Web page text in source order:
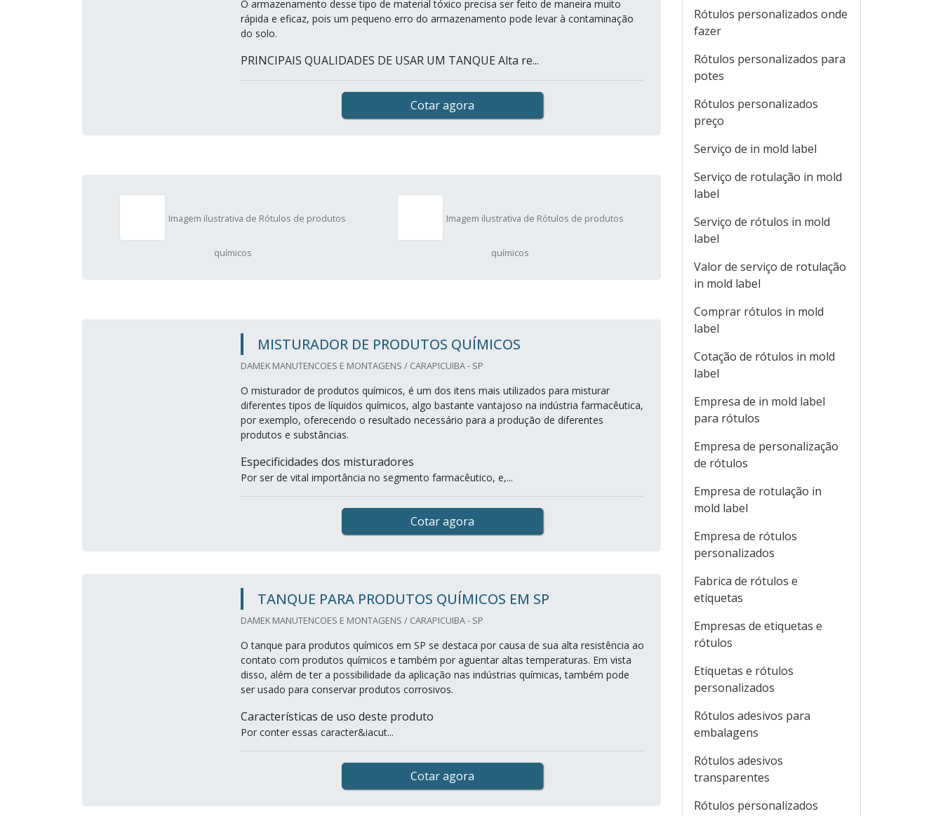
O armazenamento desse tipo de material tóxico precisa ser feito de maneira muito
rápida e eficaz, pois um pequeno erro do armazenamento pode levar à contaminação
do solo.
PRINCIPAIS QUALIDADES DE USAR UM TANQUE Alta re...
Cotar agora
Imagem ilustrativa de Rótulos de produtos
químicos
Imagem ilustrativa de Rótulos de produtos
químicos
MISTURADOR DE PRODUTOS QUÍMICOS
DAMEK MANUTENCOES E MONTAGENS / CARAPICUIBA - SP
O misturador de produtos químicos, é um dos itens mais utilizados para misturar
diferentes tipos de líquidos químicos, algo bastante vantajoso na indústria farmacêutica,
por exemplo, oferecendo o resultado necessário para a produção de diferentes
produtos e substâncias.
Especificidades dos misturadores
Por ser de vital importância no segmento farmacêutico, e,...
Cotar agora
TANQUE PARA PRODUTOS QUÍMICOS EM SP
DAMEK MANUTENCOES E MONTAGENS / CARAPICUIBA - SP
O tanque para produtos químicos em SP se destaca por causa de sua alta resistência ao
contato com produtos químicos e também por aguentar altas temperaturas. Em vista
disso, além de ter a possibilidade da aplicação nas indústrias químicas, também pode
ser usado para conservar produtos corrosivos.
Características de uso deste produto
Por conter essas caracter&iacut...
Cotar agora
Rótulos personalizados onde
fazer
Rótulos personalizados para
potes
Rótulos personalizados
preço
Serviço de in mold label
Serviço de rotulação in mold
label
Serviço de rótulos in mold
label
Valor de serviço de rotulação
in mold label
Comprar rótulos in mold
label
Cotação de rótulos in mold
label
Empresa de in mold label
para rótulos
Empresa de personalização
de rótulos
Empresa de rotulação in
mold label
Empresa de rótulos
personalizados
Fabrica de rótulos e
etiquetas
Empresas de etiquetas e
rótulos
Etiquetas e rótulos
personalizados
Rótulos adesivos para
embalagens
Rótulos adesivos
transparentes
Rótulos personalizados